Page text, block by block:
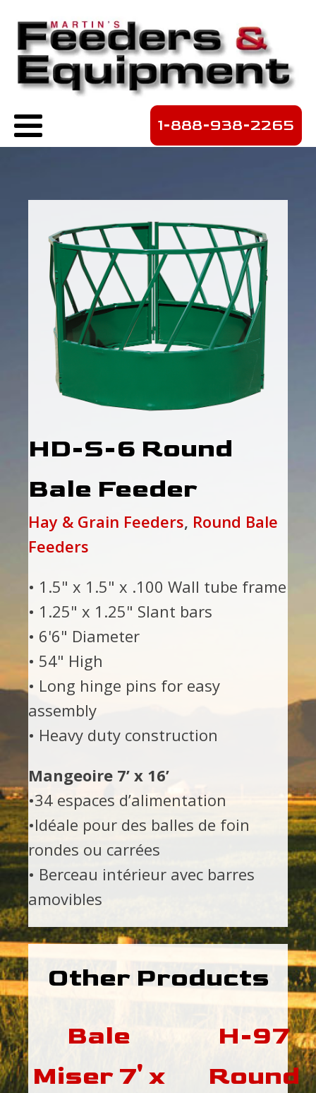
1-888-938-2265
HD-S-6 Round
Bale Feeder
Hay & Grain Feeders, Round Bale
Feeders
• 1.5" x 1.5" x .100 Wall tube frame
• 1.25" x 1.25" Slant bars
• 6'6" Diameter
• 54" High
• Long hinge pins for easy
assembly
• Heavy duty construction
Mangeoire 7’ x 16’
•34 espaces d’alimentation
•Idéale pour des balles de foin
rondes ou carrées
• Berceau intérieur avec barres
amovibles
Other Products
Bale
Miser 7' x
H-97
Round